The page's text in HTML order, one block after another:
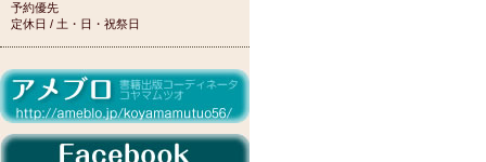
予約優先
定休日 / 土・日・祝祭日